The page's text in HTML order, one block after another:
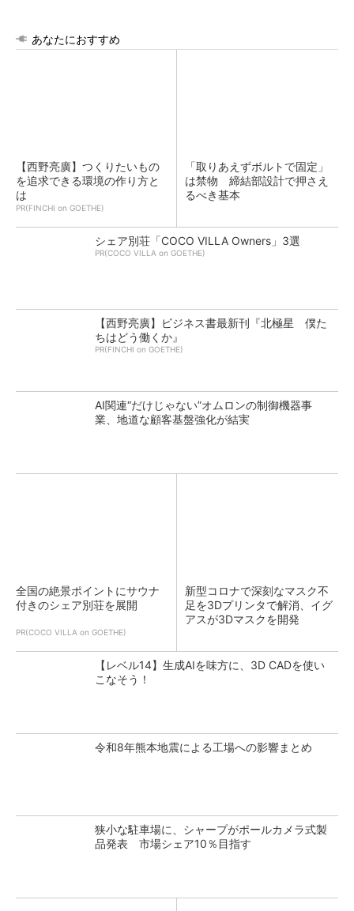
あなたにおすすめ
【西野亮廣】つくりたいもの
を追求できる環境の作り方と
は
PR(FINCHI on GOETHE)
「取りあえずボルトで固定」
は禁物 締結部設計で押さえ
るべき基本
シェア別荘「COCO VILLA Owners」3選
PR(COCO VILLA on GOETHE)
【西野亮廣】ビジネス書最新刊『北極星 僕た
ちはどう働くか』
PR(FINCHI on GOETHE)
AI関連“だけじゃない”オムロンの制御機器事
業、地道な顧客基盤強化が結実
全国の絶景ポイントにサウナ
付きのシェア別荘を展開
PR(COCO VILLA on GOETHE)
新型コロナで深刻なマスク不
足を3Dプリンタで解消、イグ
アスが3Dマスクを開発
【レベル14】生成AIを味方に、3D CADを使い
こなそう！
令和8年熊本地震による工場への影響まとめ
狭小な駐車場に、シャープがポールカメラ式製
品発表 市場シェア10％目指す